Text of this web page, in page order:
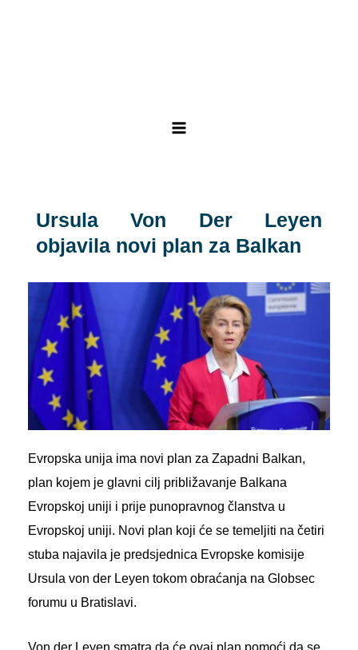
Ursula Von Der Leyen
objavila novi plan za Balkan
Evropska unija ima novi plan za Zapadni Balkan,
plan kojem je glavni cilj približavanje Balkana
Evropskoj uniji i prije punopravnog članstva u
Evropskoj uniji. Novi plan koji će se temeljiti na četiri
stuba najavila je predsjednica Evropske komisije
Ursula von der Leyen tokom obraćanja na Globsec
forumu u Bratislavi.
Von der Leyen smatra da će ovaj plan pomoći da se